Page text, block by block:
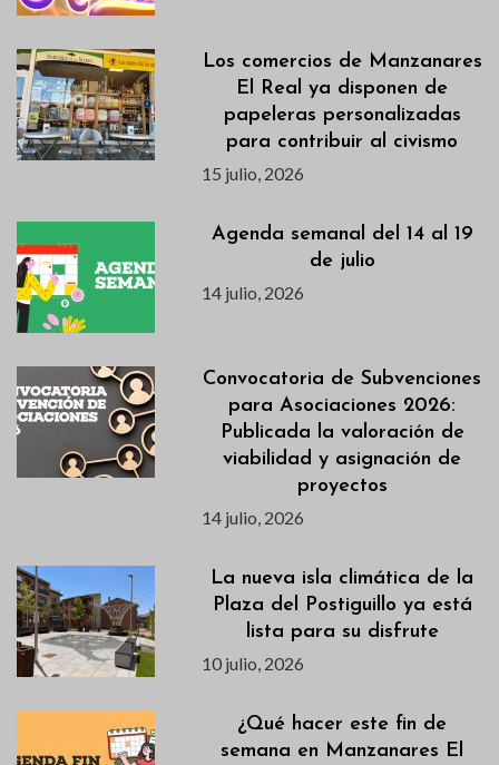
Los comercios de Manzanares
El Real ya disponen de
papeleras personalizadas
para contribuir al civismo
15 julio, 2026
Agenda semanal del 14 al 19
de julio
14 julio, 2026
Convocatoria de Subvenciones
para Asociaciones 2026:
Publicada la valoración de
viabilidad y asignación de
proyectos
14 julio, 2026
La nueva isla climática de la
Plaza del Postiguillo ya está
lista para su disfrute
10 julio, 2026
¿Qué hacer este fin de
semana en Manzanares El